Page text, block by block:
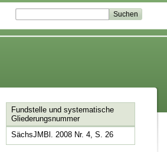
Fundstelle und systematische
Gliederungsnummer
SächsJMBl. 2008 Nr. 4, S. 26